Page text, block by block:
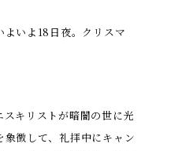
よいよ18日夜。クリスマ
キリストが暗闇の世に光
象徴して、礼拝中にキャン